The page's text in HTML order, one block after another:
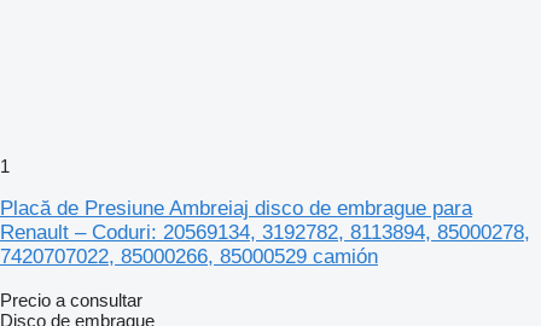
1
Placă de Presiune Ambreiaj disco de embrague para
Renault – Coduri: 20569134, 3192782, 8113894, 85000278,
7420707022, 85000266, 85000529 camión
Precio a consultar
Disco de embrague